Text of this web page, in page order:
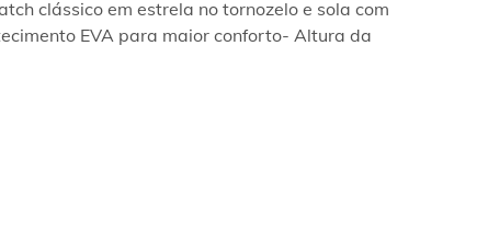
clássico em estrela no tornozelo e sola com
EVA para maior conforto- Altura da